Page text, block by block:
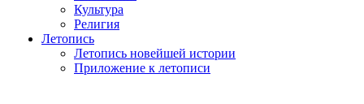
Культура
Религия
Летопись
Летопись новейшей истории
Приложение к летописи